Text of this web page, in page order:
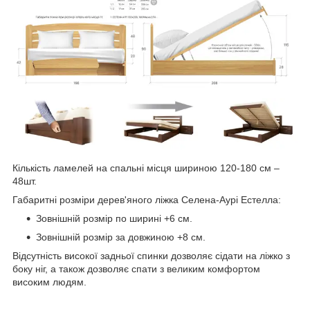
Кількість ламелей на спальні місця шириною 120-180 см –
48шт.
Габаритні розміри дерев'яного ліжка Селена-Аурі Естелла:
Зовнішній розмір по ширині +6 см.
Зовнішній розмір за довжиною +8 см.
Відсутність високої задньої спинки дозволяє сідати на ліжко з
боку ніг, а також дозволяє спати з великим комфортом
високим людям.